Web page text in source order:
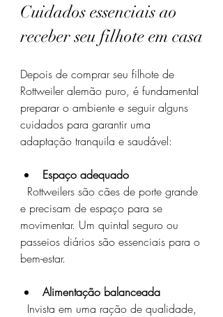
Cuidados essenciais ao
receber seu filhote em casa
Depois de comprar seu filhote de
Rottweiler alemão puro, é fundamental
preparar o ambiente e seguir alguns
cuidados para garantir uma
adaptação tranquila e saudável:
Espaço adequado
e precisam de espaço para se
movimentar. Um quintal seguro ou
passeios diários são essenciais para o
bem-estar.
Alimentação balanceada